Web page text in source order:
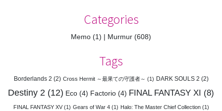
Categories
Memo (1) Murmur (608)
Tags
Borderlands 2 (2) Cross Hermit ～最果ての守護者～ (1) DARK SOULS 2 (2)
Destiny 2 (12) Eco (4) Factorio (4) FINAL FANTASY XI (8)
FINAL FANTASY XV(1) Gears of War 4(1) Halo: The Master Chief Collection(1)